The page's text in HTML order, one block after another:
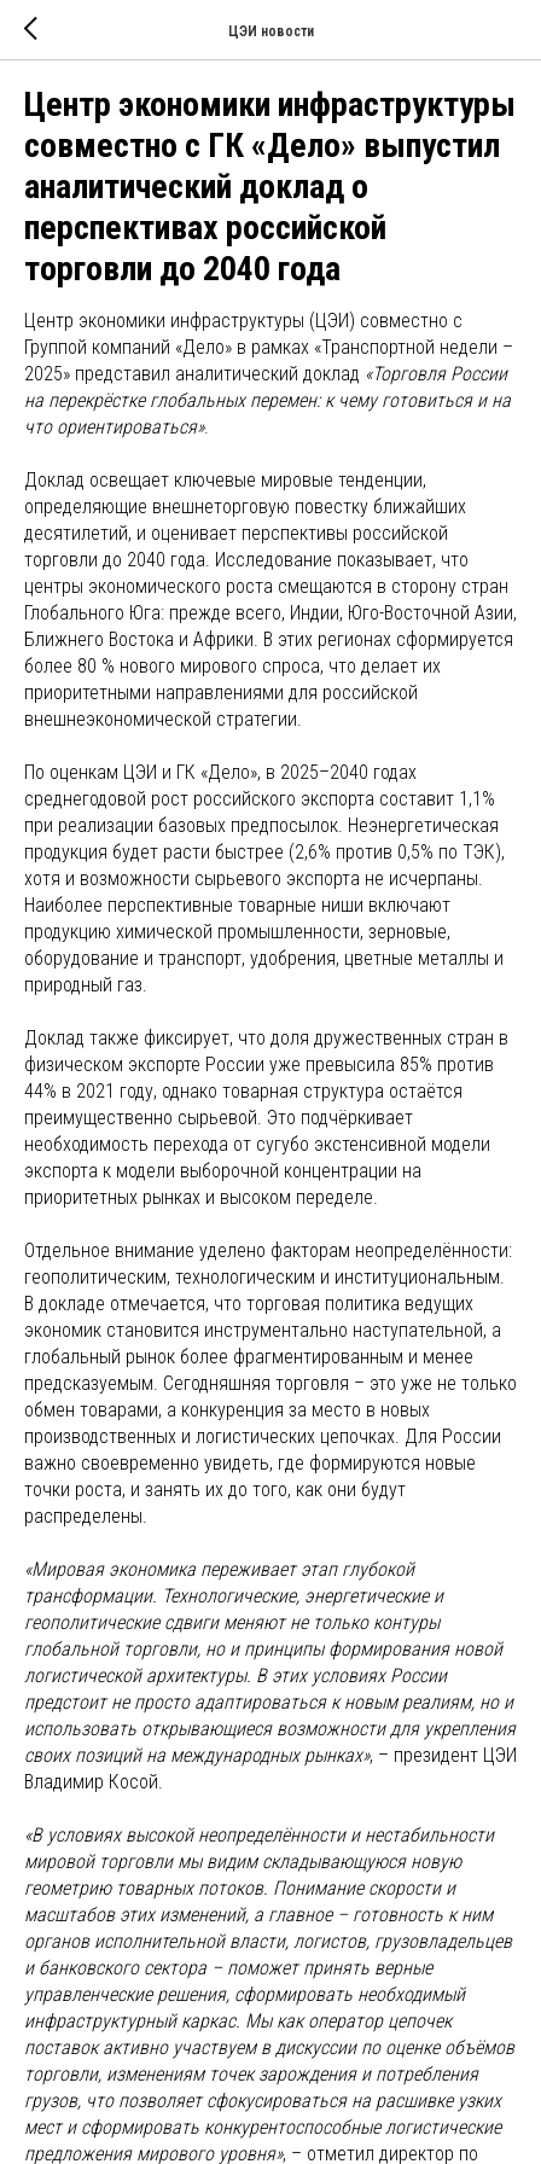
ЦЭИ новости
Центр экономики инфраструктуры
совместно с ГК «Дело» выпустил
аналитический доклад о
перспективах российской
торговли до 2040 года
Центр экономики инфраструктуры (ЦЭИ) совместно с
Группой компаний «Дело» в рамках «Транспортной недели –
2025» представил аналитический доклад «Торговля России
на перекрёстке глобальных перемен: к чему готовиться и на
что ориентироваться».
Доклад освещает ключевые мировые тенденции,
определяющие внешнеторговую повестку ближайших
десятилетий, и оценивает перспективы российской
торговли до 2040 года. Исследование показывает, что
центры экономического роста смещаются в сторону стран
Глобального Юга: прежде всего, Индии, Юго-Восточной Азии,
Ближнего Востока и Африки. В этих регионах сформируется
более 80 % нового мирового спроса, что делает их
приоритетными направлениями для российской
внешнеэкономической стратегии.
По оценкам ЦЭИ и ГК «Дело», в 2025–2040 годах
среднегодовой рост российского экспорта составит 1,1%
при реализации базовых предпосылок. Неэнергетическая
продукция будет расти быстрее (2,6% против 0,5% по ТЭК),
хотя и возможности сырьевого экспорта не исчерпаны.
Наиболее перспективные товарные ниши включают
продукцию химической промышленности, зерновые,
оборудование и транспорт, удобрения, цветные металлы и
природный газ.
Доклад также фиксирует, что доля дружественных стран в
физическом экспорте России уже превысила 85% против
44% в 2021 году, однако товарная структура остаётся
преимущественно сырьевой. Это подчёркивает
необходимость перехода от сугубо экстенсивной модели
экспорта к модели выборочной концентрации на
приоритетных рынках и высоком переделе.
Отдельное внимание уделено факторам неопределённости:
геополитическим, технологическим и институциональным.
В докладе отмечается, что торговая политика ведущих
экономик становится инструментально наступательной, а
глобальный рынок более фрагментированным и менее
предсказуемым. Сегодняшняя торговля – это уже не только
обмен товарами, а конкуренция за место в новых
производственных и логистических цепочках. Для России
важно своевременно увидеть, где формируются новые
точки роста, и занять их до того, как они будут
распределены.
«Мировая экономика переживает этап глубокой
трансформации. Технологические, энергетические и
геополитические сдвиги меняют не только контуры
глобальной торговли, но и принципы формирования новой
логистической архитектуры. В этих условиях России
предстоит не просто адаптироваться к новым реалиям, но и
использовать открывающиеся возможности для укрепления
своих позиций на международных рынках», – президент ЦЭИ
Владимир Косой.
«В условиях высокой неопределённости и нестабильности
мировой торговли мы видим складывающуюся новую
геометрию товарных потоков. Понимание скорости и
масштабов этих изменений, а главное – готовность к ним
органов исполнительной власти, логистов, грузовладельцев
и банковского сектора – поможет принять верные
управленческие решения, сформировать необходимый
инфраструктурный каркас. Мы как оператор цепочек
поставок активно участвуем в дискуссии по оценке объёмов
торговли, изменениям точек зарождения и потребления
грузов, что позволяет сфокусироваться на расшивке узких
мест и сформировать конкурентоспособные логистические
предложения мирового уровня», – отметил директор по